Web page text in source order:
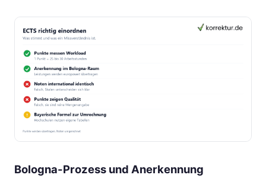
Bologna-Prozess und Anerkennung